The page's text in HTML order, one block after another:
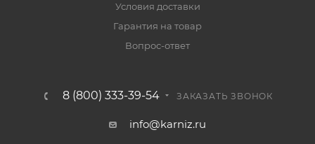
Условия доставки
Гарантия на товар
Вопрос-ответ
8 (800) 333-39-54 ЗАКАЗАТЬ ЗВОНОК
info@karniz.ru